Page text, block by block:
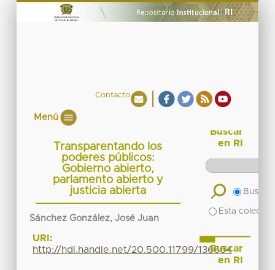
Contacto
Menú
Transparentando los
poderes públicos:
Gobierno abierto,
parlamento abierto y
justicia abierta
Sánchez González, José Juan
URI:
http://hdl.handle.net/20.500.11799/136664
Buscar
en RI
Buscar
Esta
Buscar
en RI